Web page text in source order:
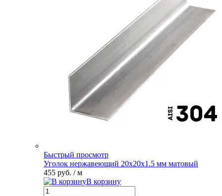
Быстрый просмотр
Уголок нержавеющий 20х20х1.5 мм матовый
455 руб. / м
В корзину